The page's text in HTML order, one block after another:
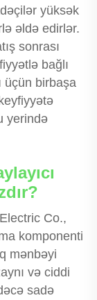
yüksək
əldə edirlər.
sonrası
bağlı
üçün birbaşa
yerində
Co.,
komponenti
mənbəyi
və ciddi
sadə